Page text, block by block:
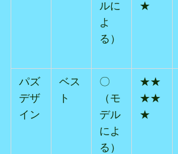
ルに
よ
る）
★
パズ
デザ
イン
ベス
ト
〇
（モ
デル
によ
る）
★★
★★
★